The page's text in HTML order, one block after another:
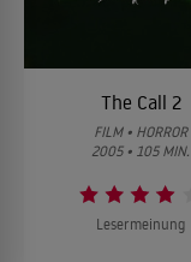
The Call 2
FILM • HORROR
2005 • 105 MIN.
Lesermeinung